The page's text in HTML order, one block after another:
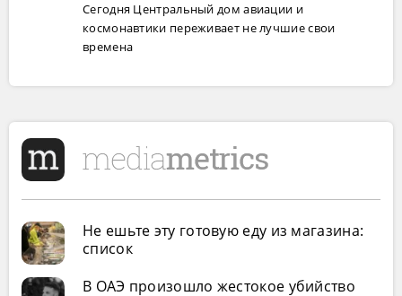
Сегодня Центральный дом авиации и
космонавтики переживает не лучшие свои
времена
Не ешьте эту готовую еду из магазина:
список
В ОАЭ произошло жестокое убийство